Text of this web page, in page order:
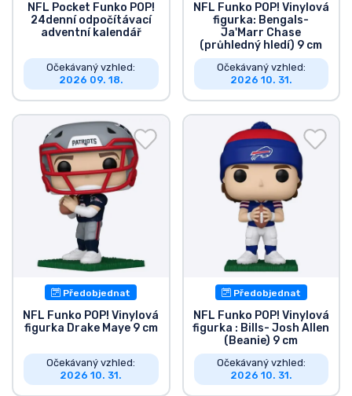
NFL Pocket Funko POP!
24denní odpočítávací
adventní kalendář
Očekávaný vzhled:
2026 09. 18.
NFL Funko POP! Vinylová
figurka: Bengals-
Ja'Marr Chase
(průhledný hledí) 9 cm
Očekávaný vzhled:
2026 10. 31.
Předobjednat
NFL Funko POP! Vinylová
figurka Drake Maye 9 cm
Očekávaný vzhled:
2026 10. 31.
Předobjednat
NFL Funko POP! Vinylová
figurka : Bills- Josh Allen
(Beanie) 9 cm
Očekávaný vzhled:
2026 10. 31.